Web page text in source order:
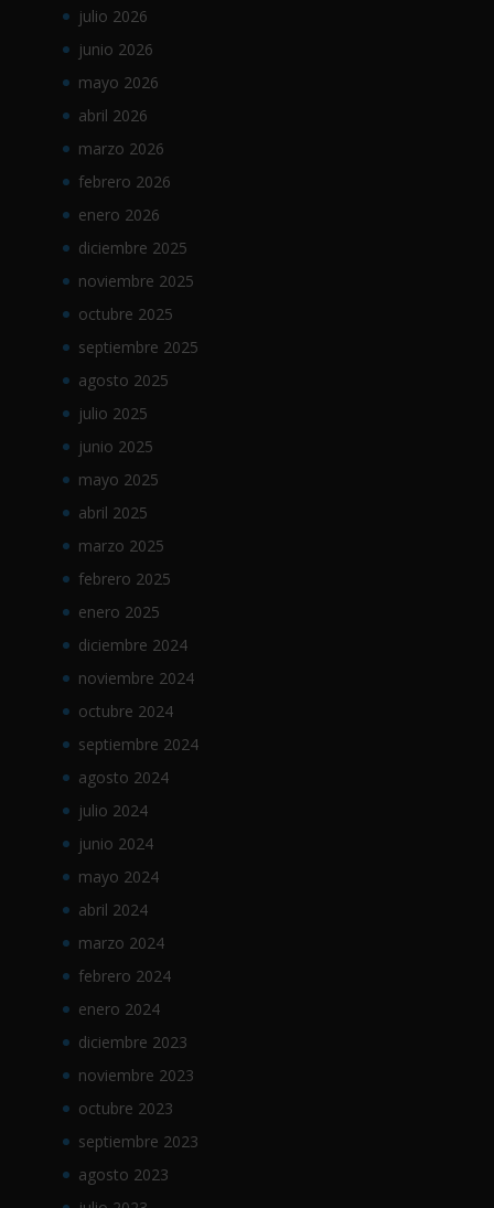
julio 2026
junio 2026
mayo 2026
abril 2026
marzo 2026
febrero 2026
enero 2026
diciembre 2025
noviembre 2025
octubre 2025
septiembre 2025
agosto 2025
julio 2025
junio 2025
mayo 2025
abril 2025
marzo 2025
febrero 2025
enero 2025
diciembre 2024
noviembre 2024
octubre 2024
septiembre 2024
agosto 2024
julio 2024
junio 2024
mayo 2024
abril 2024
marzo 2024
febrero 2024
enero 2024
diciembre 2023
noviembre 2023
octubre 2023
septiembre 2023
agosto 2023